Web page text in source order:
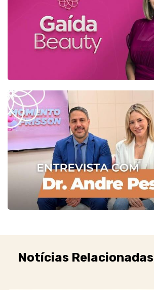
Notícias Relacionadas